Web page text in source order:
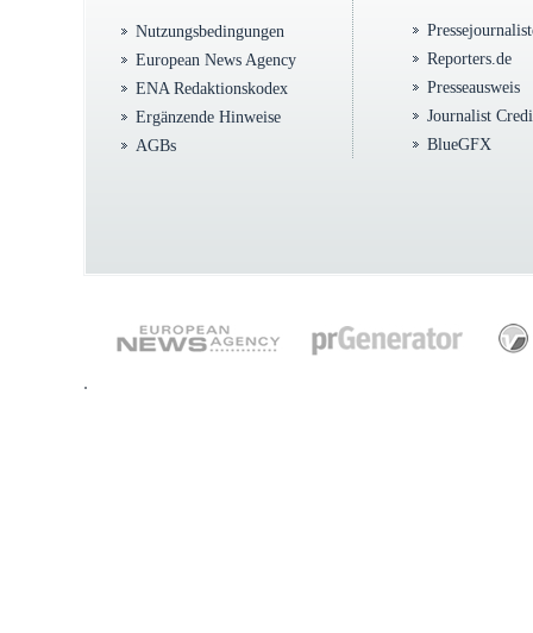
Nutzungsbedingungen
European News Agency
ENA Redaktionskodex
Ergänzende Hinweise
AGBs
Reporters.de
Presseausweis
Journalist
BlueGFX
.